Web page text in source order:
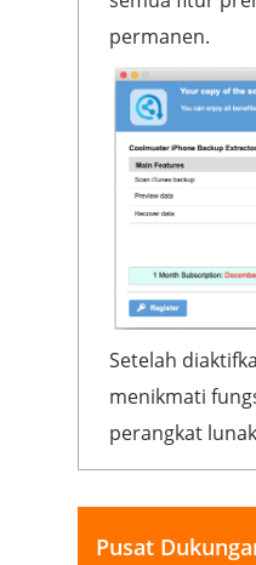
permanen.
Setelah
menikmati
perangkat
Pusat